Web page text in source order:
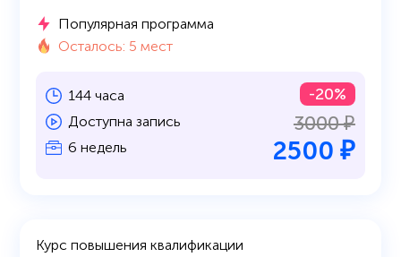
Популярная программа
Осталось: 5 мест
144 часа
Доступна запись
6 недель
-20%
3000 ₽
2500 ₽
Курс повышения квалификации